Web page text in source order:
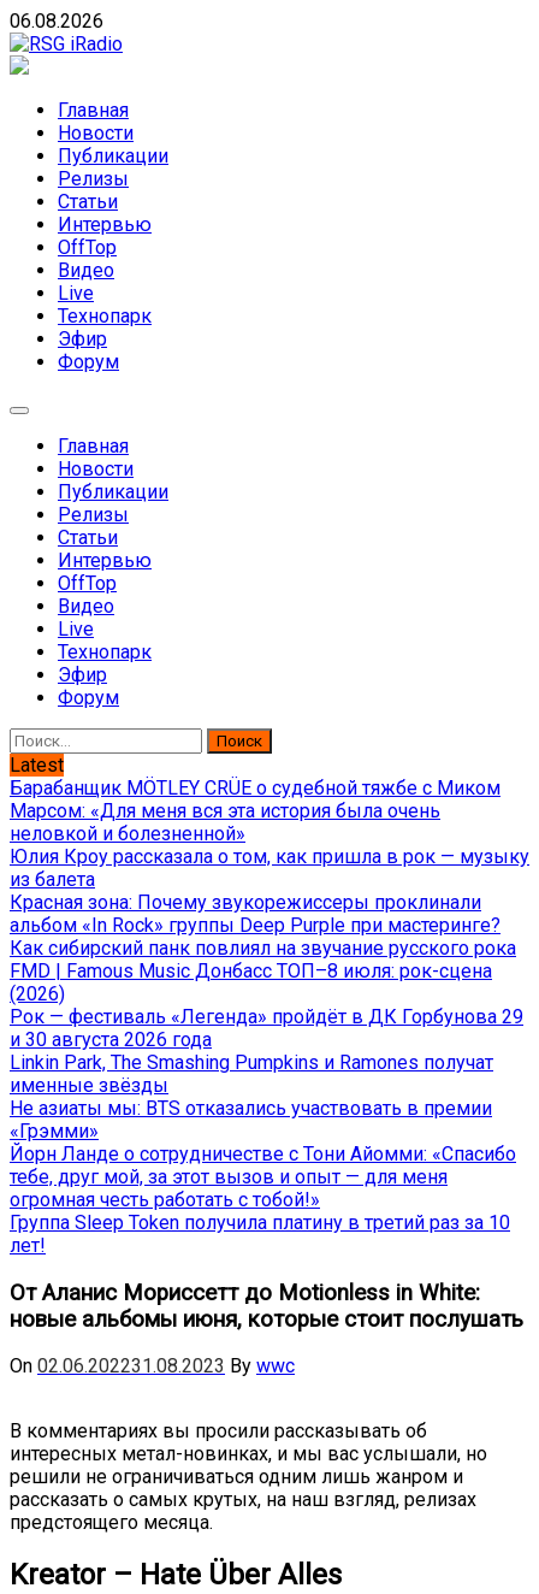
Skip
to
content
06.08.2026
направлений без возрастных ограничений
Главная
Новости
Публикации
Релизы
Статьи
Интервью
OffTop
Видео
Live
Технопарк
Эфир
Форум
Главная
Новости
Публикации
Релизы
Статьи
Интервью
OffTop
Видео
Live
Технопарк
Эфир
Форум
Найти:
Latest
Барабанщик MÖTLEY CRÜE о судебной тяжбе с Миком
Марсом: «Для меня вся эта история была очень
неловкой и болезненной»
Юлия Кроу рассказала о том, как пришла в рок — музыку
из балета
Красная зона: Почему звукорежиссеры проклинали
альбом «In Rock» группы Deep Purple при мастеринге?
Как сибирский панк повлиял на звучание русского рока
FMD | Famous Music Донбасс ТОП–8 июля: рок-сцена
(2026)
Рок — фестиваль «Легенда» пройдёт в ДК Горбунова 29
и 30 августа 2026 года
Linkin Park, The Smashing Pumpkins и Ramones получат
именные звёзды
Не азиаты мы: BTS отказались участвовать в премии
«Грэмми»
Йорн Ланде о сотрудничестве с Тони Айомми: «Спасибо
тебе, друг мой, за этот вызов и опыт — для меня
огромная честь работать с тобой!»
Группа Sleep Token получила платину в третий раз за 10
лет!
От Аланис Мориссетт до Motionless in White:
новые альбомы июня, которые стоит послушать
On 02.06.202231.08.2023 By wwc
В комментариях вы просили рассказывать об
интересных метал-новинках, и мы вас услышали, но
решили не ограничиваться одним лишь жанром и
рассказать о самых крутых, на наш взгляд, релизах
предстоящего месяца.
Kreator – Hate Über Alles